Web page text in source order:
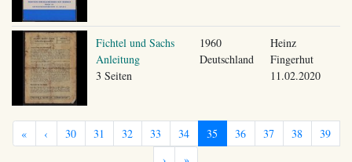
Fichtel und Sachs
Anleitung
3 Seiten
1960
Deutschland
Heinz
Fingerhut
11.02.2020
« ‹ 30 31 32 33 34 35 36 37 38
39
›
»